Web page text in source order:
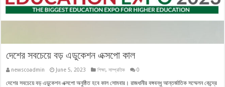
দেশের সবচেয়ে বড় এডুকেশন এক্সপো কাল
newscoadmin June 5, 2023 শিক্ষা,সাম্প্রতিক 0
দেশের সবচেয়ে বড় এডুকেশন এক্সপো অনুষ্ঠিত হবে কাল সোমবার। রাজধানীর বঙ্গবন্ধু আন্তর্জাতিক সম্মেলন কেন্দ্রে